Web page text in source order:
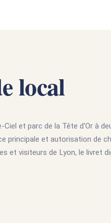
local
et parc de la Tête d'Or à
principale et autorisation de
et visiteurs de Lyon, le livret